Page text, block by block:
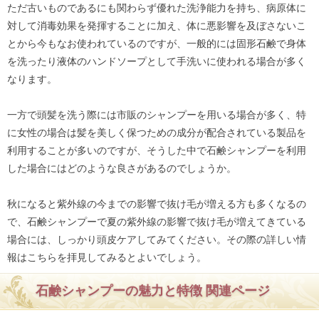
ただ古いものであるにも関わらず優れた洗浄能力を持ち、病原体に
対して消毒効果を発揮することに加え、体に悪影響を及ぼさないこ
とから今もなお使われているのですが、一般的には固形石鹸で身体
を洗ったり液体のハンドソープとして手洗いに使われる場合が多く
なります。
一方で頭髪を洗う際には市販のシャンプーを用いる場合が多く、特
に女性の場合は髪を美しく保つための成分が配合されている製品を
利用することが多いのですが、そうした中で石鹸シャンプーを利用
した場合にはどのような良さがあるのでしょうか。
秋になると紫外線の今までの影響で抜け毛が増える方も多くなるの
で、石鹸シャンプーで夏の紫外線の影響で抜け毛が増えてきている
場合には、しっかり頭皮ケアしてみてください。その際の詳しい情
報はこちらを拝見してみるとよいでしょう。
石鹸シャンプーの魅力と特徴 関連ページ